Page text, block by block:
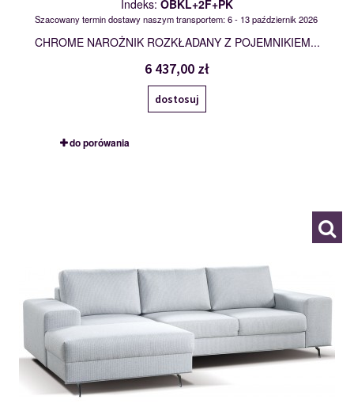
Indeks: OBKL+2F+PK
Szacowany termin dostawy naszym transportem: 6 - 13 październik 2026
CHROME NAROŻNIK ROZKŁADANY Z POJEMNIKIEM...
6 437,00 zł
dostosuj
do porówania